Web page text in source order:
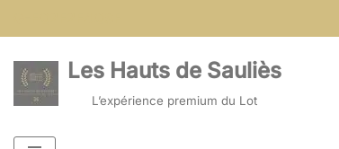
au
contenu
Les Hauts de Sauliès
L’expérience premium du Lot